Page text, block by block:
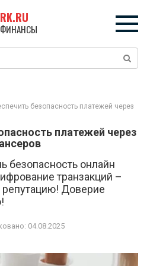
безопасность платежей через
платежей через
безопасность онлайн
транзакций –
Доверие
04.08.2025